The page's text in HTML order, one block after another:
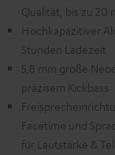
Qualität, bis zu 20
Hochkapazitiver
Stunden Ladezeit
5,8 mm große
präzisem Kickbass
Facetime und
für Lautstärke &